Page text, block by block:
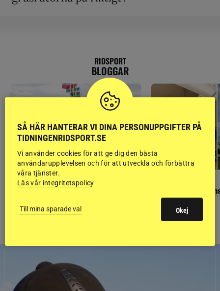
RIDSPORT
BLOGGAR
GÄSTBLOGGEN
Så gick det på
SÅ HÄR HANTERAR VI DINA PERSONUPPGIFTER PÅ
TIDNINGENRIDSPORT.SE
Vi använder cookies för att ge dig den bästa
användarupplevelsen och för att utveckla och förbättra
våra tjänster.
Läs vår integritetspolicy
Till mina sparade val Okej